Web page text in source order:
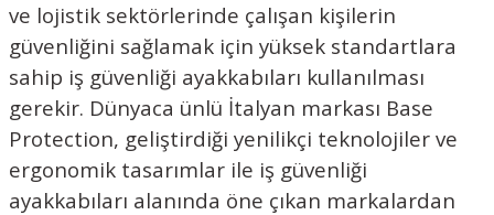
ve lojistik sektörlerinde çalışan kişilerin
güvenliğini sağlamak için yüksek standartlara
sahip iş güvenliği ayakkabıları kullanılması
gerekir. Dünyaca ünlü İtalyan markası Base
Protection, geliştirdiği yenilikçi teknolojiler ve
ergonomik tasarımlar ile iş güvenliği
ayakkabıları alanında öne çıkan markalardan